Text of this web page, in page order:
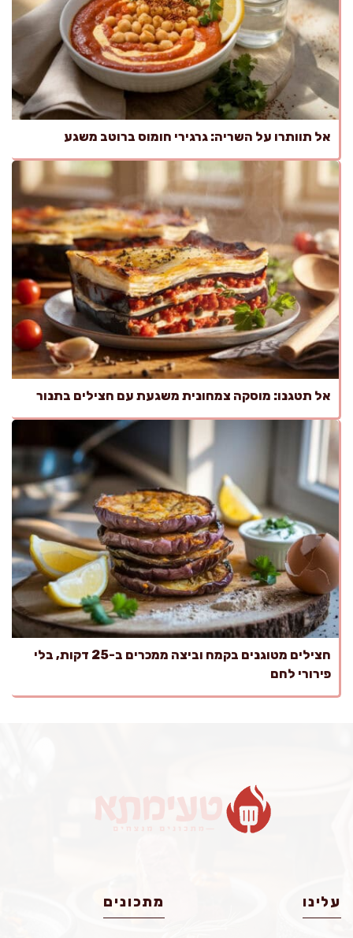
אל תוותרו על השריה: גרגירי חומוס ברוטב משגע
אל תטגנו: מוסקה צמחונית משגעת עם חצילים בתנור
חצילים מטוגנים בקמח וביצה ממכרים ב-25 דקות, בלי
פירורי לחם
עלינו מתכונים